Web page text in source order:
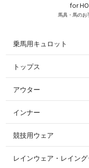
for
馬具・馬のお
乗馬用キュロット
すべてのキュロット
フルグリップ・尻革
ニーグリップ・膝革
トップス
すべてのトップス
ポロシャツ
カットソー・Tシャツ
アウター
すべてのアウター
コート
ジャケット・ブルゾ
インナー
競技用ウェア
すべての競技用ウェ
レインウェア・レイン